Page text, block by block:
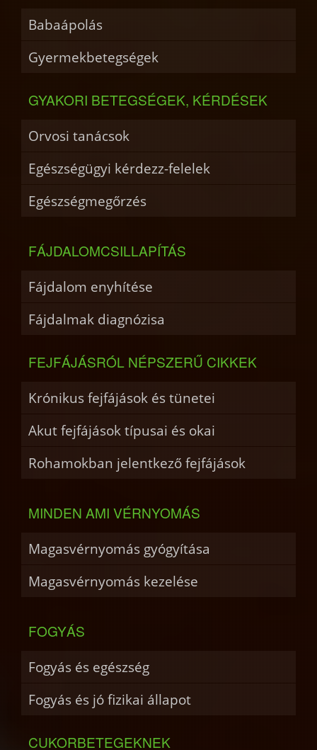
Babaápolás
Gyermekbetegségek
GYAKORI BETEGSÉGEK, KÉRDÉSEK
Orvosi tanácsok
Egészségügyi kérdezz-felelek
Egészségmegőrzés
FÁJDALOMCSILLAPÍTÁS
Fájdalom enyhítése
Fájdalmak diagnózisa
FEJFÁJÁSRÓL NÉPSZERŰ CIKKEK
Krónikus fejfájások és tünetei
Akut fejfájások típusai és okai
Rohamokban jelentkező fejfájások
MINDEN AMI VÉRNYOMÁS
Magasvérnyomás gyógyítása
Magasvérnyomás kezelése
FOGYÁS
Fogyás és egészség
Fogyás és jó fizikai állapot
CUKORBETEGEKNEK